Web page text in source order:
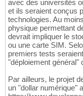
avec des universités
et ils seraient conçus
technologies. Au
physique permettant
devrait impliquer le
ou une carte SIM.
premiers tests
"déploiement général"
Par ailleurs, le projet
un "dollar numérique"